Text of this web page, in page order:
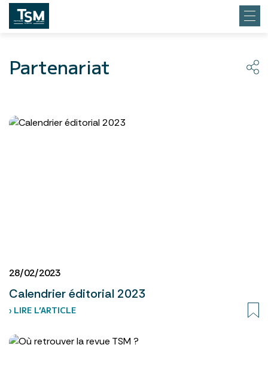
Partenariat
28/02/2023
Calendrier éditorial 2023
› LIRE L’ARTICLE